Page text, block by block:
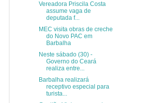
Vereadora Priscila Costa
assume vaga de
deputada f...
MEC visita obras de creche
do Novo PAC em
Barbalha
Neste sábado (30) -
Governo do Ceará
realiza entre...
Barbalha realizará
receptivo especial para
turista...